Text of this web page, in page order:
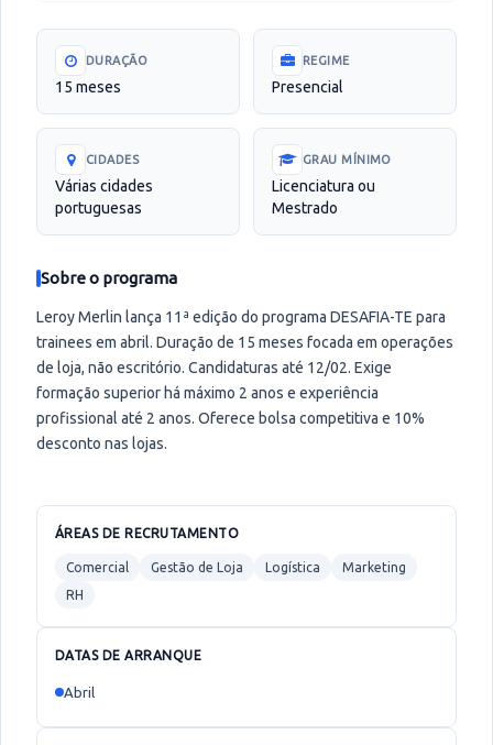
DURAÇÃO
15 meses
REGIME
Presencial
CIDADES
Várias cidades
portuguesas
GRAU MÍNIMO
Licenciatura ou
Mestrado
Sobre o programa
Leroy Merlin lança 11ª edição do programa DESAFIA-TE para
trainees em abril. Duração de 15 meses focada em operações
de loja, não escritório. Candidaturas até 12/02. Exige
formação superior há máximo 2 anos e experiência
profissional até 2 anos. Oferece bolsa competitiva e 10%
desconto nas lojas.
ÁREAS DE RECRUTAMENTO
Comercial Gestão de Loja Logística
Marketing
RH
DATAS DE ARRANQUE
Abril